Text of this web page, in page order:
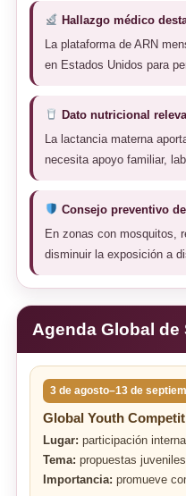
Hallazgo médico
La plataforma de ARN
en Estados Unidos para
Dato nutricional
La lactancia materna
necesita apoyo familiar,
Consejo preventivo
En zonas con mosquitos,
disminuir la exposición a
Agenda Global de
3 de agosto–13 de
Global Youth
Lugar: participación
Tema: propuestas
Importancia: promueve